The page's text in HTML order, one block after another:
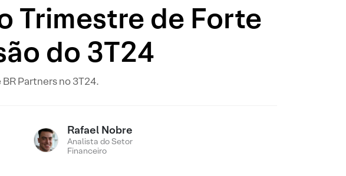
Trimestre de Forte
do 3T24
Partners no 3T24.
Rafael Nobre
Analista do Setor
Financeiro